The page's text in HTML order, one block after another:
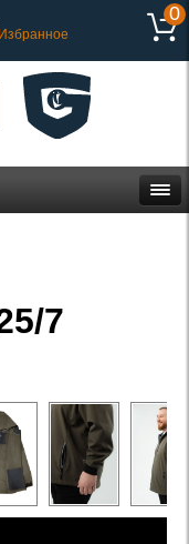
Избранное
0
7